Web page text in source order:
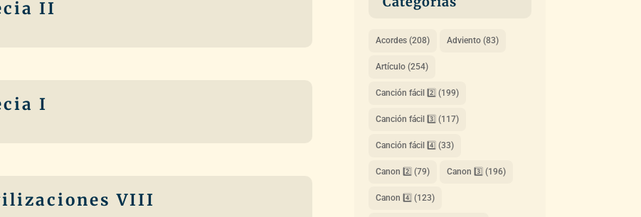
Acordes(208) Adviento(83)
Artículo(254)
Canción fácil 2️⃣ (199)
Canción fácil 3️⃣ (117)
Canción fácil 4️⃣ (33)
Canon 2️⃣ (79) Canon 3️⃣ (196)
Canon 4️⃣ (123)